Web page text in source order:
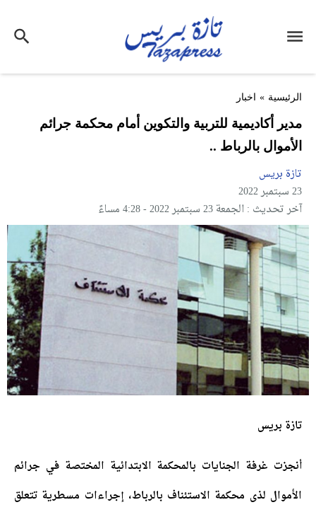
الرئيسية » اخبار
مدير أكاديمية للتربية والتكوين أمام محكمة جرائم
الأموال بالرباط ..
تازة بريس
23 سبتمبر 2022
آخر تحديث : الجمعة 23 سبتمبر 2022 - 4:28 مساءً
تازة بريس
أنجزت غرفة الجنايات بالمحكمة الابتدائية المختصة في جرائم
الأموال لذى محكمة الاستئناف بالرباط، إجراءات مسطرية تتعلق